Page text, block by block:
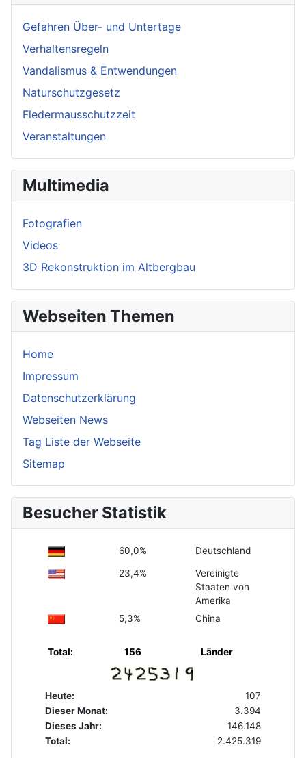
Gefahren Über- und Untertage
Verhaltensregeln
Vandalismus & Entwendungen
Naturschutzgesetz
Fledermausschutzzeit
Veranstaltungen
Multimedia
Fotografien
Videos
3D Rekonstruktion im Altbergbau
Webseiten Themen
Home
Impressum
Datenschutzerklärung
Webseiten News
Tag Liste der Webseite
Sitemap
Besucher Statistik
60,0% Deutschland
23,4%
Vereinigte
Staaten von
Amerika
5,3%
China
Total: 156 Länder
Heute:
107
Dieser Monat:
3.394
Dieses Jahr:
146.148
Total:
2.425.319